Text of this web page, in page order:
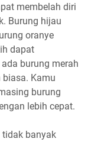
membelah diri
Burung hijau
oranye
dapat
burung merah
Kamu
burung
lebih cepat.
banyak